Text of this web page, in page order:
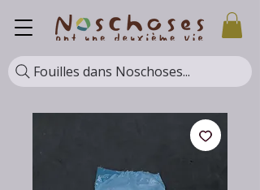
Fouilles dans Noschoses...